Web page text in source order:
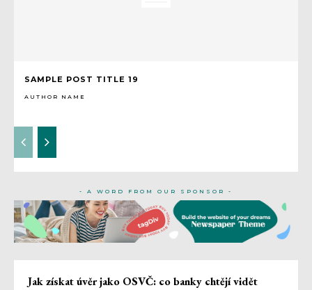
SAMPLE POST TITLE 19
AUTHOR NAME
- A WORD FROM OUR SPONSOR -
Jak získat úvěr jako OSVČ: co banky chtějí vidět